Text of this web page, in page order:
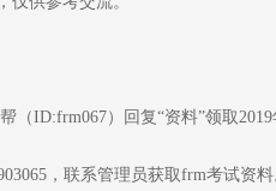
ID:frm067）回复“资料”领取2019
，联系管理员获取frm考试资料